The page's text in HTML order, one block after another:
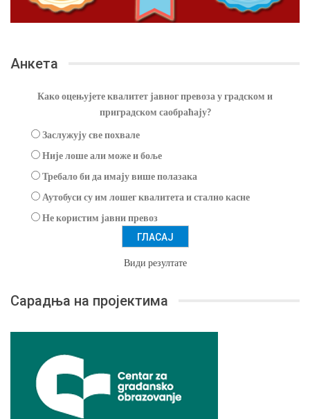
Анкета
Како оцењујете квалитет јавног превоза у градском и
приградском саобраћају?
Заслужују све похвале
Није лоше али може и боље
Требало би да имају више полазака
Аутобуси су им лошег квалитета и стално касне
Не користим јавни превоз
Види резултате
Сарадња на пројектима